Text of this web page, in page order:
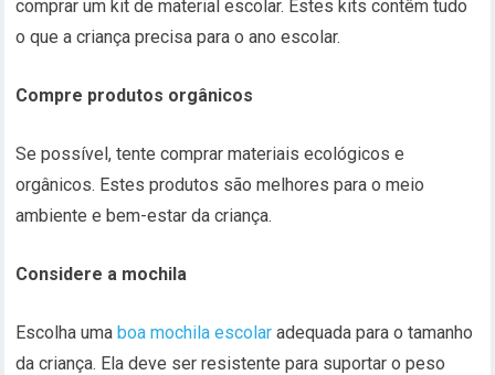
comprar um kit de material escolar. Estes kits contêm tudo
o que a criança precisa para o ano escolar.
Compre produtos orgânicos
Se possível, tente comprar materiais ecológicos e
orgânicos. Estes produtos são melhores para o meio
ambiente e bem-estar da criança.
Considere a mochila
Escolha umaboa mochila escolar adequada para o tamanho
da criança. Ela deve ser resistente para suportar o peso